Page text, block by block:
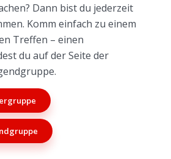
Dann bist du jederzeit
Komm einfach zu einem
Treffen – einen
du auf der Seite der